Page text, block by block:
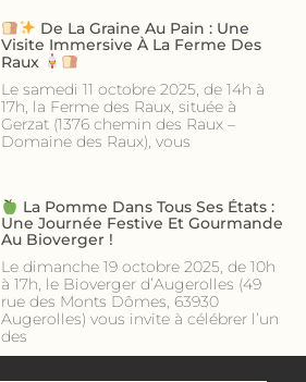
De La Graine Au Pain : Une
Visite Immersive À La Ferme Des
Raux
Le samedi 11 octobre 2025, de 14h à
17h, la Ferme des Raux, située à
Gerzat (1376 chemin des Raux –
Domaine des Raux), vous
La Pomme Dans Tous Ses États :
Une Journée Festive Et Gourmande
Au Bioverger !
Le dimanche 19 octobre 2025, de 10h
à 17h, le Bioverger d’Augerolles (49
rue des Monts Dômes, 63930
Augerolles) vous invite à célébrer l’un
des